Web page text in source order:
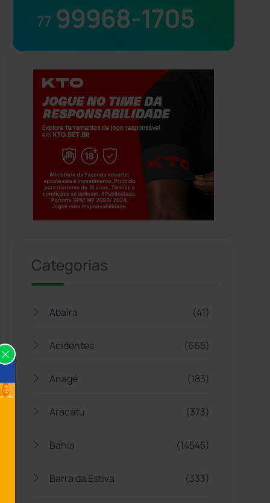
77 99968-1705
Categorias
Abaíra (41)
Acidentes (665)
Anagé (183)
Aracatu (373)
Bahia (14545)
Barra da Estiva (333)